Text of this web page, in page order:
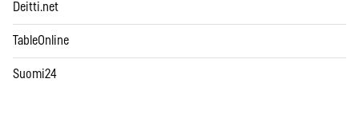
Deitti.net
TableOnline
Suomi24